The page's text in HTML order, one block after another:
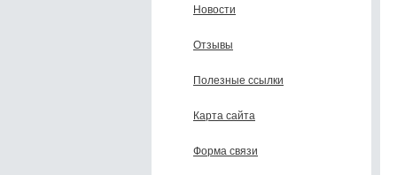
Новости
Отзывы
Полезные ссылки
Карта сайта
Форма связи